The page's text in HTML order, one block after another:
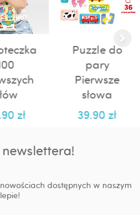
zł
Puzzle do
pary
Pierwsze
słowa
39.90 zł
dostępnych w naszym